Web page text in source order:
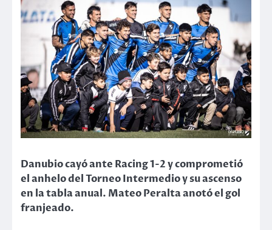
Danubio cayó ante Racing 1-2 y comprometió
el anhelo del Torneo Intermedio y su ascenso
en la tabla anual. Mateo Peralta anotó el gol
franjeado.